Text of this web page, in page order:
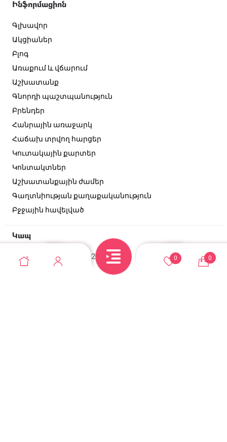
0 0
Ինֆորմացիոն
Գլխավոր
Ակցիաներ
Բլոգ
Առաքում և վճարում
Աշխատանք
Գնորդի պաշտպանություն
Բրենդեր
Հանրային առաջարկ
Հաճախ տրվող հարցեր
Կուտակային քարտեր
Կոնտակտներ
Աշխատանքային ժամեր
Գաղտնիության քաղաքականություն
Բջջային հավելված
Կապ
Անդրանիկի փող, 129/2 շենք